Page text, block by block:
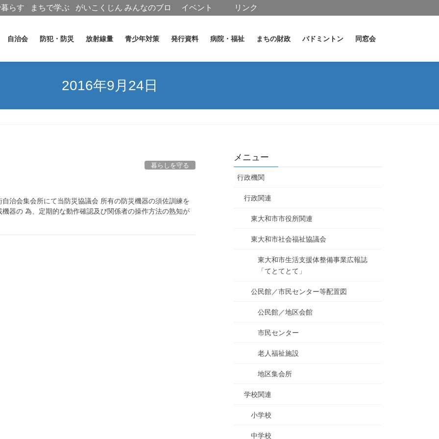
自治会 防犯・防災 放射線量 青少年対策 発行資料 病院・福祉 まちの財政 バドミントン 同窓会
2016年9月24日
暮らしを守る
治会集会所にて当防災協議会 所有の防災機器の須佐訓練を
器の 為、定期的な動作確認及び関係者の操作方法の熟知が
メニュー
行政機関
行政関連
東大和市市役所関連
東大和市社会福祉協議会
東大和市生活支援体整備事業広報誌
「てとてとて」
公民館／市民センター等配置図
公民館／地区会館
市民センター
老人福祉施設
地区集会所
学校関連
小学校
中学校
らす まちで学ぶ がいこくじん みんなのブロ
イベント リンク